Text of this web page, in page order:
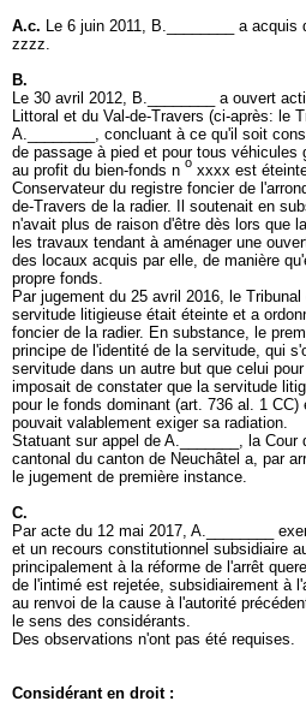
A.c. Le 6 juin 2011, B.________ a acquis
zzzz.
B.
Le 30 avril 2012, B.________ a ouvert
Littoral et du Val-de-Travers (ci-après: le
A.________, concluant à ce qu'il soit
de passage à pied et pour tous véhicules
au profit du bien-fonds n o xxxx est
Conservateur du registre foncier de
de-Travers de la radier. Il soutenait en
n'avait plus de raison d'être dès lors que
les travaux tendant à aménager une
des locaux acquis par elle, de manière
propre fonds.
Par jugement du 25 avril 2016, le
servitude litigieuse était éteinte et a
foncier de la radier. En substance, le
principe de l'identité de la servitude, qui
servitude dans un autre but que celui
imposait de constater que la servitude
pour le fonds dominant (art. 736 al. 1 CC)
pouvait valablement exiger sa radiation.
Statuant sur appel de A._______, la Cour
cantonal du canton de Neuchâtel a, par
le jugement de première instance.
C.
Par acte du 12 mai 2017, A.________
et un recours constitutionnel subsidiaire
principalement à la réforme de l'arrêt
de l'intimé est rejetée, subsidiairement à
au renvoi de la cause à l'autorité
le sens des considérants.
Des observations n'ont pas été requises.
Considérant en droit :